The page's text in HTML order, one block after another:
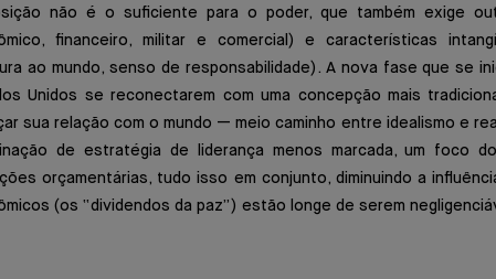
não é o suficiente para o poder, que também exige
financeiro, militar e comercial) e características
ao mundo, senso de responsabilidade). A nova fase que se
Unidos se reconectarem com uma concepção mais
sua relação com o mundo — meio caminho entre idealismo e
de estratégia de liderança menos marcada, um foco
orçamentárias, tudo isso em conjunto, diminuindo a
(os “dividendos da paz”) estão longe de serem